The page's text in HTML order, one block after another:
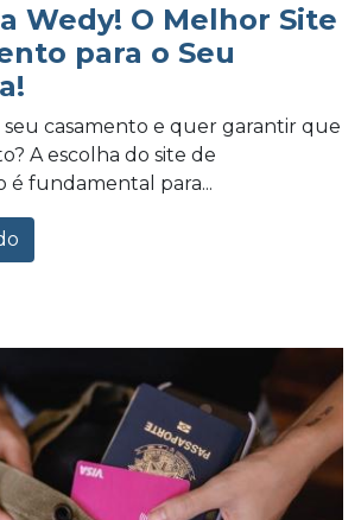
Wedy! O Melhor Site
para o Seu
seu casamento e quer garantir que
A escolha do site de
é fundamental para...